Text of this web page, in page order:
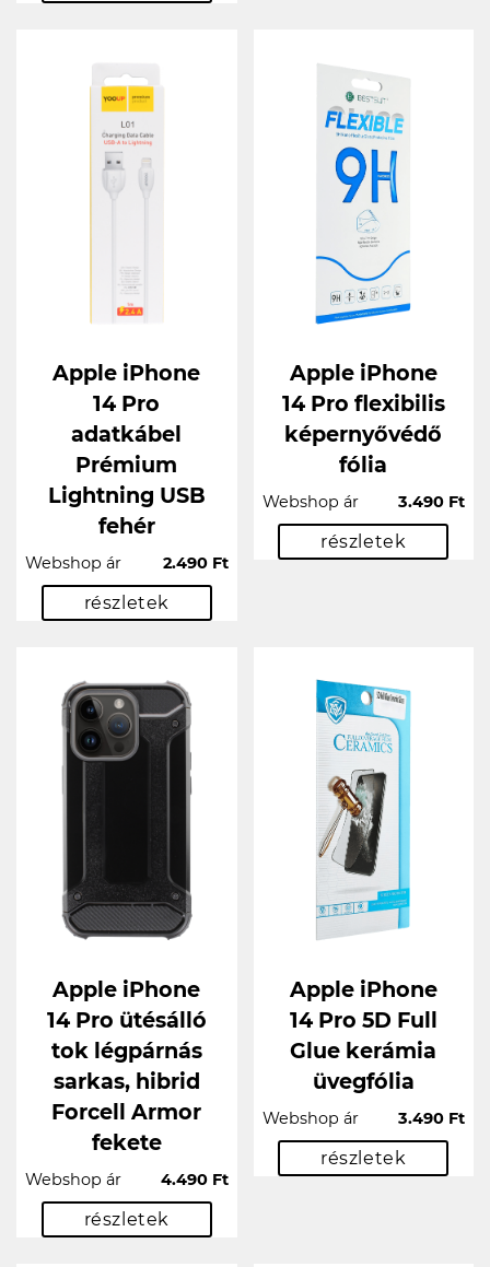
Apple iPhone
14 Pro
adatkábel
Prémium
Lightning USB
fehér
Webshop ár 2.490 Ft
részletek
Apple iPhone
14 Pro flexibilis
képernyővédő
fólia
Webshop ár 3.490 Ft
részletek
Apple iPhone
14 Pro ütésálló
tok légpárnás
sarkas, hibrid
Forcell Armor
fekete
Webshop ár 4.490 Ft
részletek
Apple iPhone
14 Pro 5D Full
Glue kerámia
üvegfólia
Webshop ár 3.490 Ft
részletek